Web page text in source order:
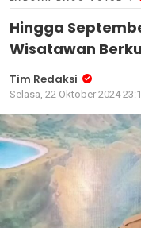
Hingga
Wisatawan
Tim Redaksi
Selasa, 22 Oktober 2024